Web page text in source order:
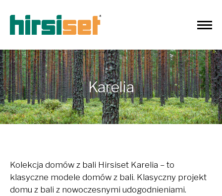
Karelia
Kolekcja domów z bali Hirsiset Karelia – to
klasyczne modele domów z bali. Klasyczny projekt
domu z bali z nowoczesnymi udogodnieniami.